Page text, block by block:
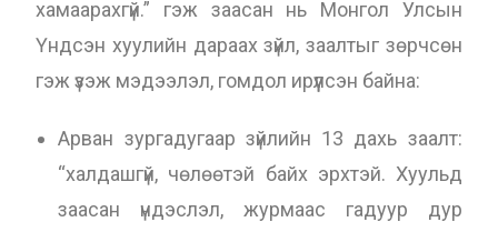
хамаарахгүй.” гэж заасан нь Монгол Улсын
Үндсэн хуулийн дараах зүйл, заалтыг зөрчсөн
гэж үзэж мэдээлэл, гомдол ирүүлсэн байна:
Арван зургадугаар зүйлийн 13 дахь заалт:
“халдашгүй, чөлөөтэй байх эрхтэй. Хуульд
заасан үндэслэл, журмаас гадуур дур